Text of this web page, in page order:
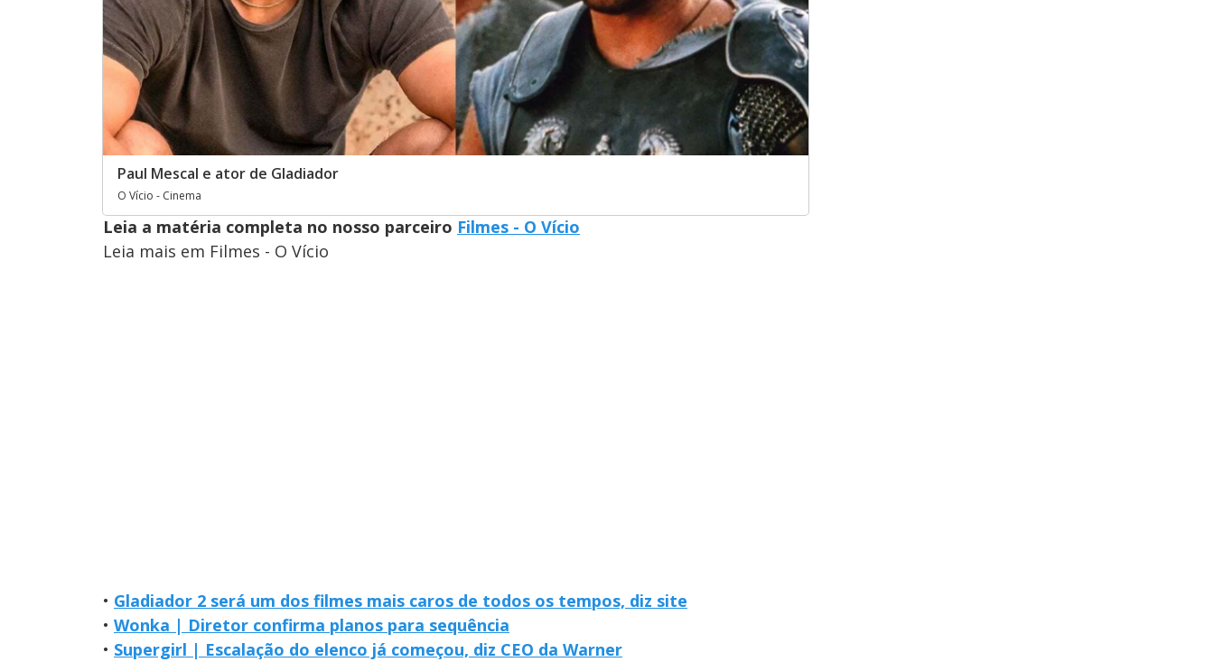
Paul Mescal e ator de Gladiador
O Vício - Cinema
Leia a matéria completa no nosso parceiro Filmes - O Vício
Leia mais em Filmes - O Vício
• Gladiador 2 será um dos filmes mais caros de todos os tempos, diz site
• Wonka | Diretor confirma planos para sequência
• Supergirl | Escalação do elenco já começou, diz CEO da Warner